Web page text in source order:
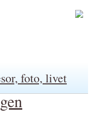
foto, livet